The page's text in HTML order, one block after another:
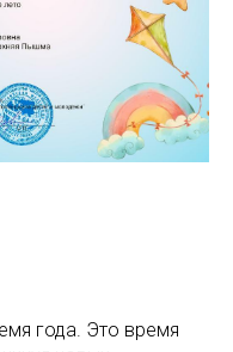
года. Это время